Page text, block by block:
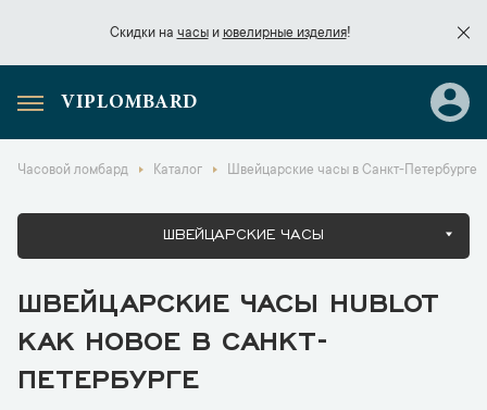
Скидки на часыи ювелирные изделия!
Скидки начасы
VIPLOMBARD
Часовой ломбард Каталог Швейцарские часы в Санкт-Петербурге
ШВЕЙЦАРСКИЕ ЧАСЫ
ШВЕЙЦАРСКИЕ ЧАСЫ HUBLOT
КАК НОВОЕ В САНКТ-
ПЕТЕРБУРГЕ